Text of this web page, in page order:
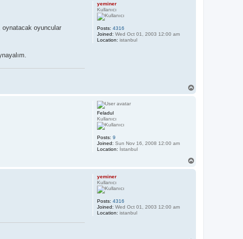
yeminer
Kullanıcı
Posts: 4316
Joined: Wed Oct 01, 2003 12:00 am
Location: istanbul
oynatacak oyuncular
Feladul
Kullanıcı
Posts: 9
Joined: Sun Nov 16, 2008 12:00 am
Location: İstanbul
yeminer
Kullanıcı
Posts: 4316
Joined: Wed Oct 01, 2003 12:00 am
Location: istanbul